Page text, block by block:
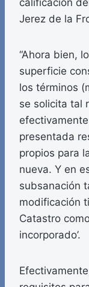
calificación
Jerez de la
“Ahora bien,
superficie
los términos
se solicita tal
presentada
propios para
nueva. Y en
subsanación
modificación
Catastro
incorporado’.